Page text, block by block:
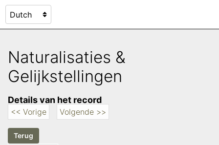
Naturalisaties &
Gelijkstellingen
Details van het record
<< Vorige Volgende >>